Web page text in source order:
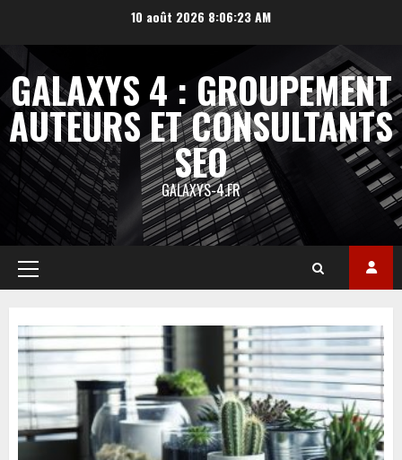
contenu
10 août 2026 8:06:25 AM
GALAXYS 4 : GROUPEMENT
AUTEURS ET CONSULTANTS
SEO
GALAXYS-4.FR
Menu
principal